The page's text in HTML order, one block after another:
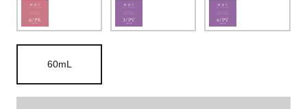
60mL